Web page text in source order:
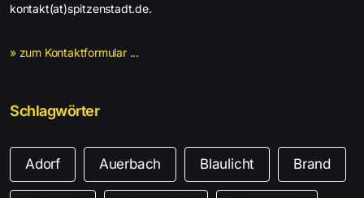
kontakt(at)spitzenstadt.de.
» zum Kontaktformular ...
Schlagwörter
Adorf Auerbach Blaulicht Brand